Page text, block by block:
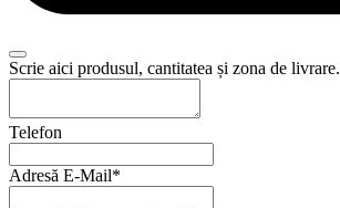
Scrie aici produsul, cantitatea și zona de livrare.
Telefon
Adresă E-Mail*